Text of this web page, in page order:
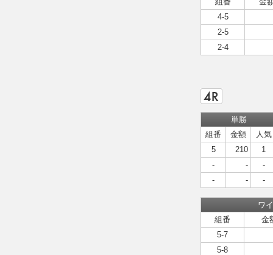
4-5
2-5
2-4
単勝
組番
金額
人気
5
210
1
-
-
-
-
- -
ワ
組番
金
5-7
5-8